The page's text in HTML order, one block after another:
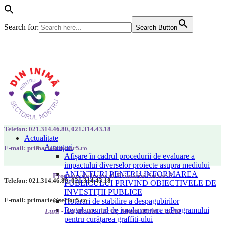
Search for: Search Button
Actualitate
Anunțuri
Afișare în cadrul procedurii de evaluare a
impactului diverselor proiecte asupra mediului
ANUNȚURI PENTRU INFORMAREA
PUBLICULUI PRIVIND OBIECTIVELE DE
INVESTIȚII PUBLICE
Hotarari de stabilire a despagubirilor
Regulamentul de implementare a Programului
pentru curățarea graffiti-ului
Telefon: 021.314.46.80, 021.314.43.18
E-mail: primarie@sector5.ro
Program de lucru al Primăriei Sector 5
Luni - Joi 08:00 - 16:30; Vineri 08:00 - 14:00
Telefon: 021.314.46.80, 021.314.43.18
E-mail: primarie@sector5.ro